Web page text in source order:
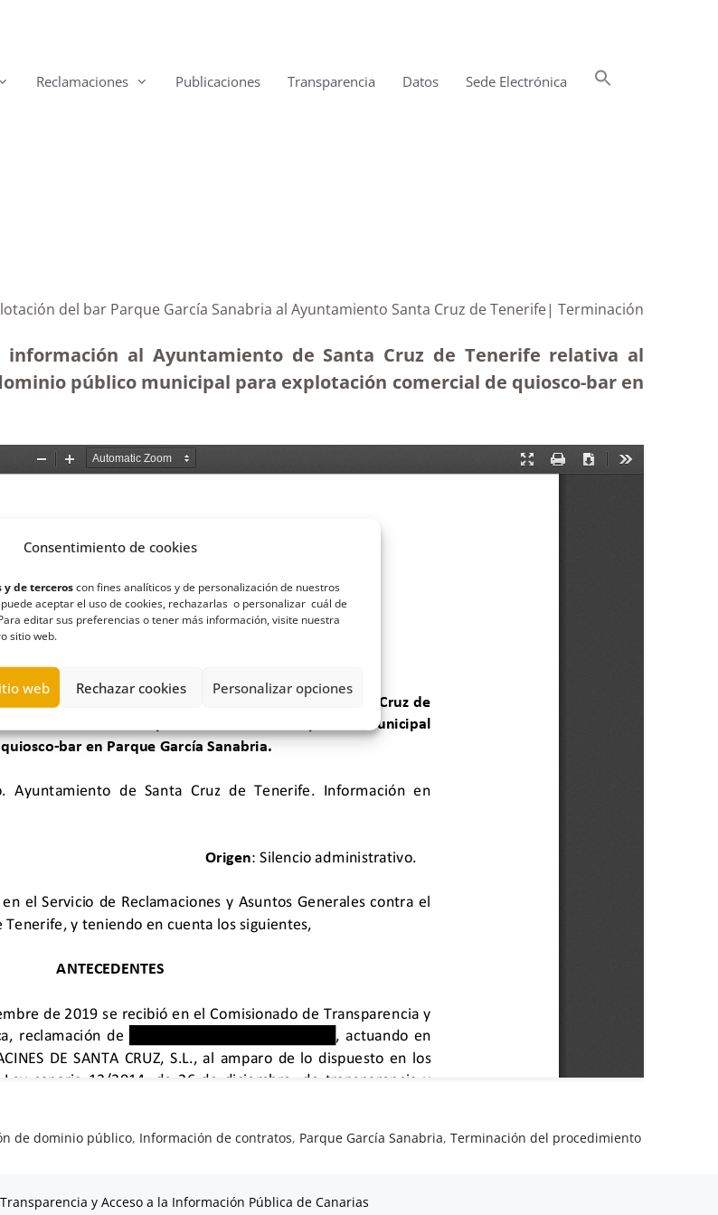
Consentimiento de cookies
y de terceroscon fines analíticos y de personalización de nuestros
aceptar el uso de cookies, rechazarlas o personalizar cuál de
editar sus preferencias o tener más información, visite nuestra
sitio web.
web Rechazar cookies Personalizar opciones
Reclamaciones Publicaciones Transparencia Datos Sede Electrónica
del bar Parque García Sanabria al Ayuntamiento Santa Cruz de Tenerife| Terminación
al Ayuntamiento de Santa Cruz de Tenerife relativa al
público municipal para explotación comercial de quiosco-bar en
de dominio público, Información de contratos, Parque García Sanabria,Terminación del procedimiento
y Acceso a la Información Pública de Canarias